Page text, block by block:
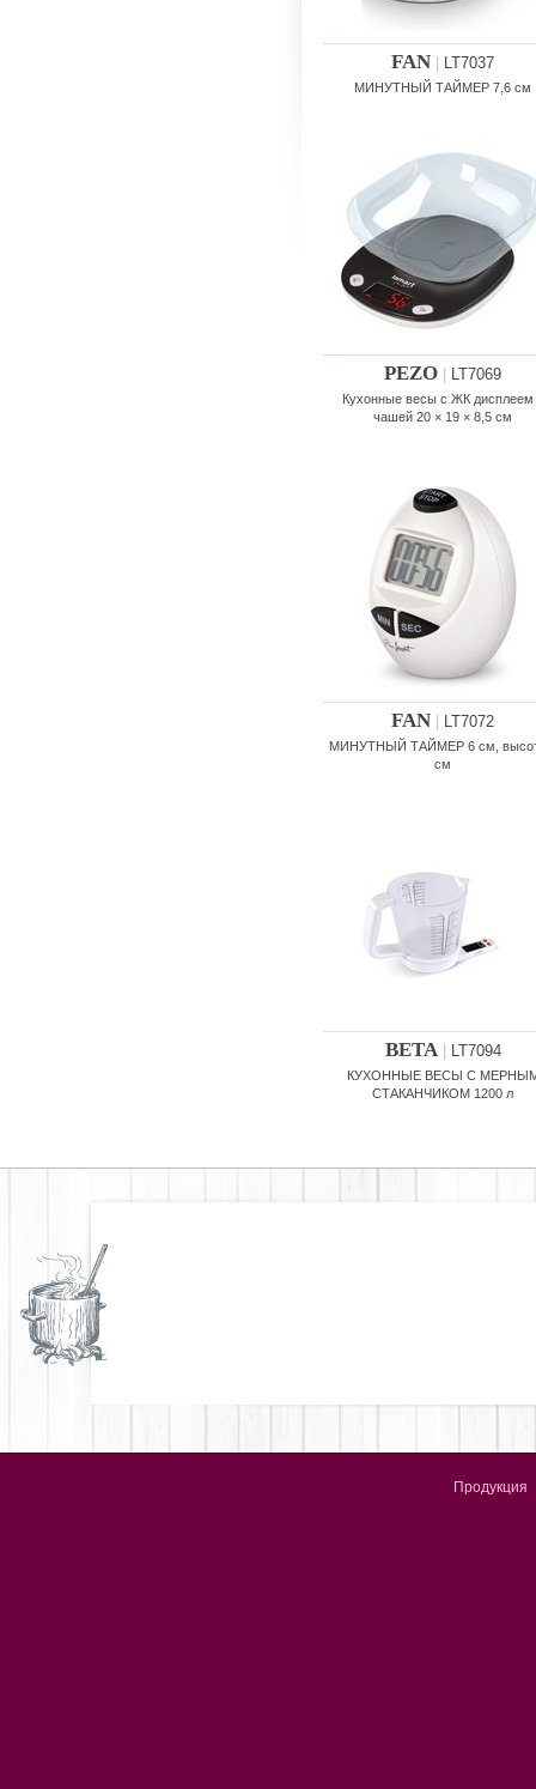
FAN LT7037
МИНУТНЫЙ ТАЙМЕР 7,6 см
PEZO LT7069
Кухонные весы с ЖК дисплеем
чашей 20 × 19 × 8,5 см
FAN LT7072
МИНУТНЫЙ ТАЙМЕР 6 см,
см
BETA| LT7094
КУХОННЫЕ ВЕСЫ С
СТАКАНЧИКОМ 1200 л
Продукция